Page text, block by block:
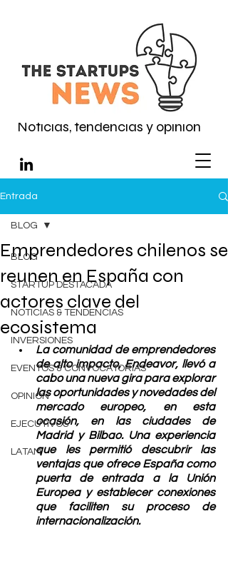
Noticias, tendencias y opinión
Entrada
BLOG
STARTUP DESTACADA
NOTICIAS & TENDENCIAS
INVERSIONES
EVENTOS & CONVOCATORIAS
OPINIÓN
EJECUTIVOS
LATAM
BLOG
Emprendedores chilenos se
reunen en España con
actores clave del
ecosistema
La comunidad de emprendedores
de alto impacto, Endeavor, llevó a
cabo una nueva gira para explorar
las oportunidades y novedades del
mercado europeo, en esta
ocasión, en las ciudades de
Madrid y Bilbao. Una experiencia
que les permitió descubrir las
ventajas que ofrece España como
puerta de entrada a la Unión
Europea y establecer conexiones
que faciliten su proceso de
internacionalización.